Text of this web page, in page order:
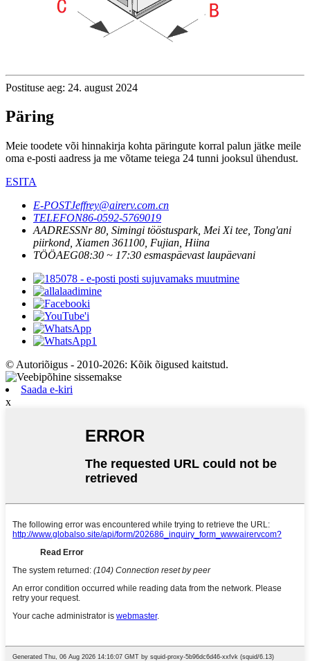
Postituse aeg: 24. august 2024
Päring
Meie toodete või hinnakirja kohta päringute korral palun jätke meile
oma e-posti aadress ja me võtame teiega 24 tunni jooksul ühendust.
ESITA
E-POSTJeffrey@airerv.com.cn
TELEFON86-0592-5769019
AADRESSNr 80, Simingi tööstuspark, Mei Xi tee, Tong'ani
piirkond, Xiamen 361100, Fujian, Hiina
TÖÖAEG08:30 ~ 17:30 esmaspäevast laupäevani
© Autoriõigus - 2010-2026: Kõik õigused kaitstud.
Saada e-kiri
x